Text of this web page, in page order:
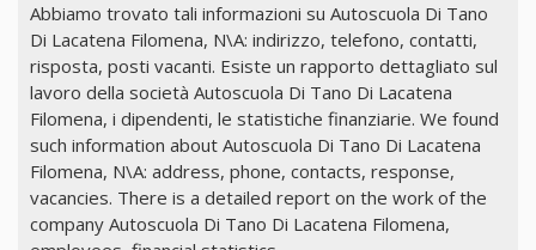
Abbiamo trovato tali informazioni su Autoscuola Di Tano
Di Lacatena Filomena, N\A: indirizzo, telefono, contatti,
risposta, posti vacanti. Esiste un rapporto dettagliato sul
lavoro della società Autoscuola Di Tano Di Lacatena
Filomena, i dipendenti, le statistiche finanziarie. We found
such information about Autoscuola Di Tano Di Lacatena
Filomena, N\A: address, phone, contacts, response,
vacancies. There is a detailed report on the work of the
company Autoscuola Di Tano Di Lacatena Filomena,